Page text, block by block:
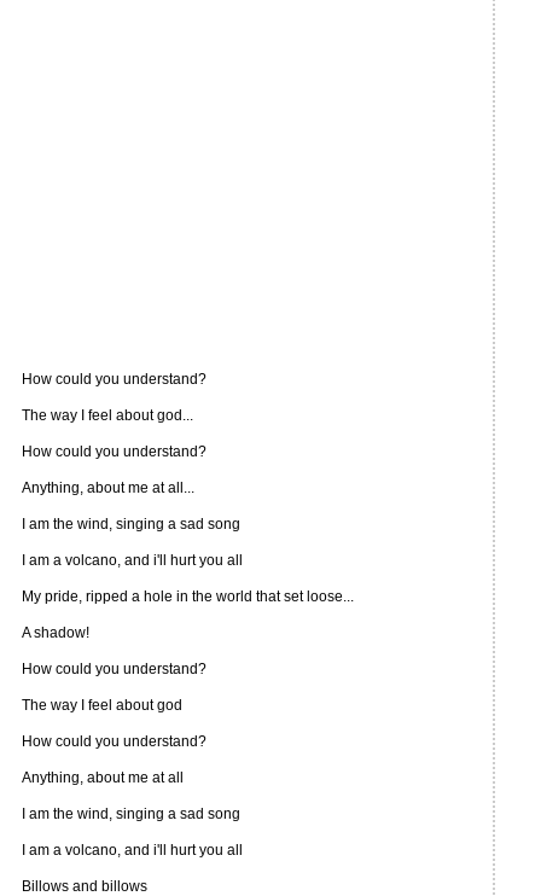
How could you understand?
The way I feel about god...
How could you understand?
Anything, about me at all...
I am the wind, singing a sad song
I am a volcano, and i'll hurt you all
My pride, ripped a hole in the world that set loose...
A shadow!
How could you understand?
The way I feel about god
How could you understand?
Anything, about me at all
I am the wind, singing a sad song
I am a volcano, and i'll hurt you all
Billows and billows